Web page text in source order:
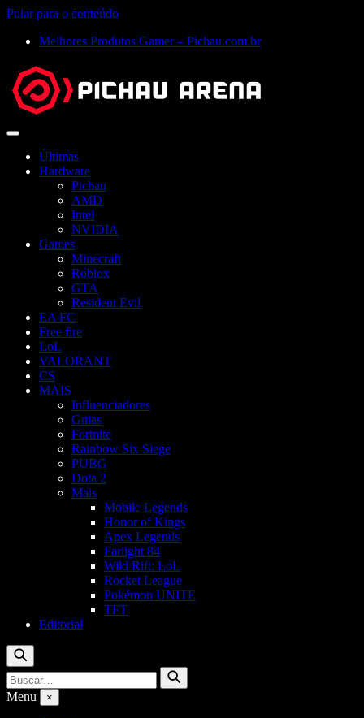
Pular para o conteúdo
Melhores Produtos Gamer – Pichau.com.br
Abrir
Últimas
Hardware
Pichau
AMD
Intel
NVIDIA
Games
Minecraft
Roblox
GTA
Resident Evil
EA FC
Free fire
LoL
VALORANT
CS
MAIS
Influenciadores
Guias
Fortnite
Rainbow Six Siege
PUBG
Dota 2
Mais
Mobile Legends
Honor of Kings
Apex Legends
Farlight 84
Wild Rift: LoL
Rocket League
Pokémon UNITE
TFT
Editorial
Buscar
Buscar
por:
Buscar
Menu ×